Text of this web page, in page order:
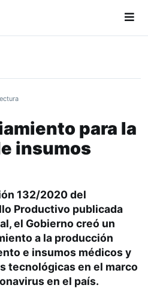
para la
insumos
132/2020 del
Productivo publicada
el Gobierno creó un
a la producción
e insumos médicos y
tecnológicas en el marco
en el país.